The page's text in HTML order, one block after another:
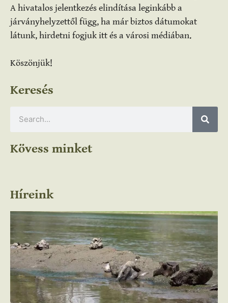
A hivatalos jelentkezés elindítása leginkább a
járványhelyzettől függ, ha már biztos dátumokat
látunk, hirdetni fogjuk itt és a városi médiában.
Köszönjük!
Keresés
Kövess minket
Híreink